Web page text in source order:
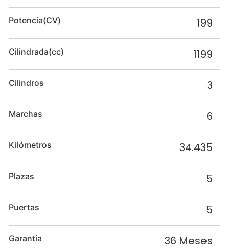
Potencia(CV) 199
Cilindrada(cc) 1199
Cilindros 3
Marchas 6
Kilómetros 34.435
Plazas 5
Puertas 5
Garantía 36 Meses